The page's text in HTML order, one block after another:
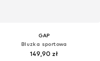
GAP
Bluzka sportowa
149,90 zł